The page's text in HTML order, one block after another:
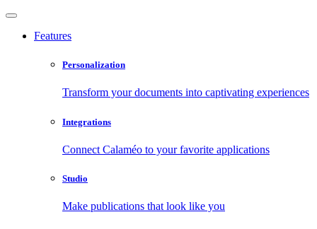
Features
Personalization
Transform your documents into captivating experiences
Integrations
Connect Calaméo to your favorite applications
Studio
Make publications that look like you